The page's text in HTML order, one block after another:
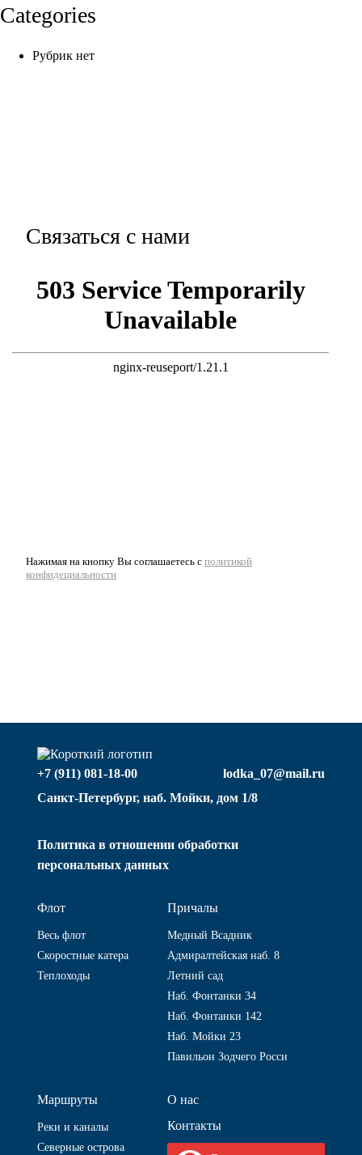
Categories
Рубрик нет
Связаться с нами
Нажимая на кнопку Вы соглашаетесь сполитикой
конфидециальности
+7 (911) 081-18-00
lodka_07@mail.ru
Санкт-Петербург, наб. Мойки, дом 1/8
Политика в отношении обработки
персональных данных
Флот
Весь флот
Скоростные катера
Теплоходы
Причалы
Медный Всадник
Адмиралтейская наб. 8
Летний сад
Наб. Фонтанки 34
Наб. Фонтанки 142
Наб. Мойки 23
Павильон Зодчего Росси
Маршруты
Реки и каналы
Северные острова
О нас
Контакты